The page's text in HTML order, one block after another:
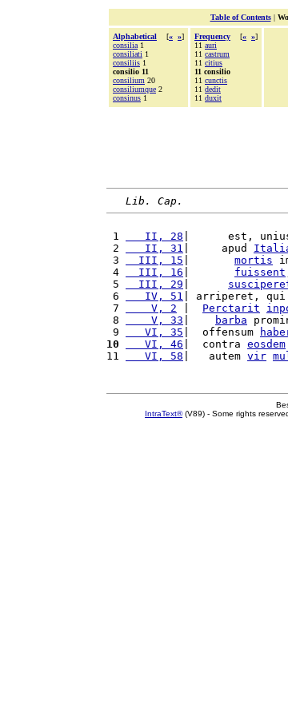
Table of Contents|
Alphabetical [« »]
consilia 1
consiliati 1
consiliis 1
consilio 11
consilium 20
consiliumque 2
consinus 1
Frequency [« »]
11 auri
11 castrum
11 citius
11 consilio
11 cunctis
11 dedit
11 duxit
Lib. Cap.
1
   II, 28
|      est,
2
   II, 31
|     apud
3
  III, 15
mortis
4
  III, 16
fuissent
5
  III, 29
6
   IV, 51
| arriperet, qui
7
    V, 2
Perctarit
8
    V, 33
barba
9
   VI, 35
|  offensum
10
   VI, 46
|  contra eosdem
11
   VI, 58
|   autem vir
IntraText®(V89) - Some rights